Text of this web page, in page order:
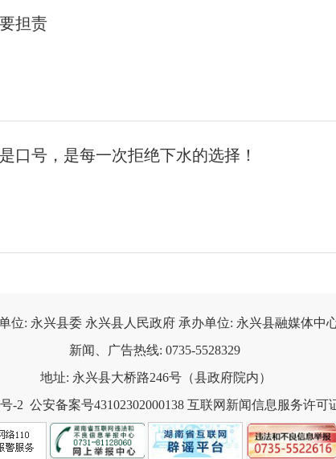
担责
口号，是每一次拒绝下水的选择！
位: 永兴县委 永兴县人民政府 承办单位: 永兴县融媒体中
新闻、广告热线: 0735-5528329
地址: 永兴县大桥路246号（县政府院内）
-2
  公安备案号43102302000138
互联网新闻信息服务许可